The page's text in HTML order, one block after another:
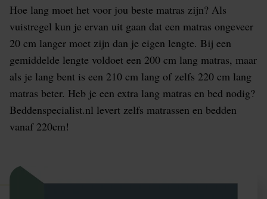
Hoe lang moet het voor jou beste matras zijn? Als
vuistregel kun je ervan uit gaan dat een matras ongeveer
20 cm langer moet zijn dan je eigen lengte. Bij een
gemiddelde lengte voldoet een 200 cm lang matras, maar
als je lang bent is een 210 cm lang of zelfs 220 cm lang
matras beter. Heb je een extra lang matras en bed nodig?
Beddenspecialist.nl levert zelfs matrassen en bedden
vanaf 220cm!